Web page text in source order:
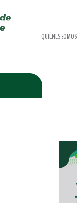
QUIÉNES SOMOS